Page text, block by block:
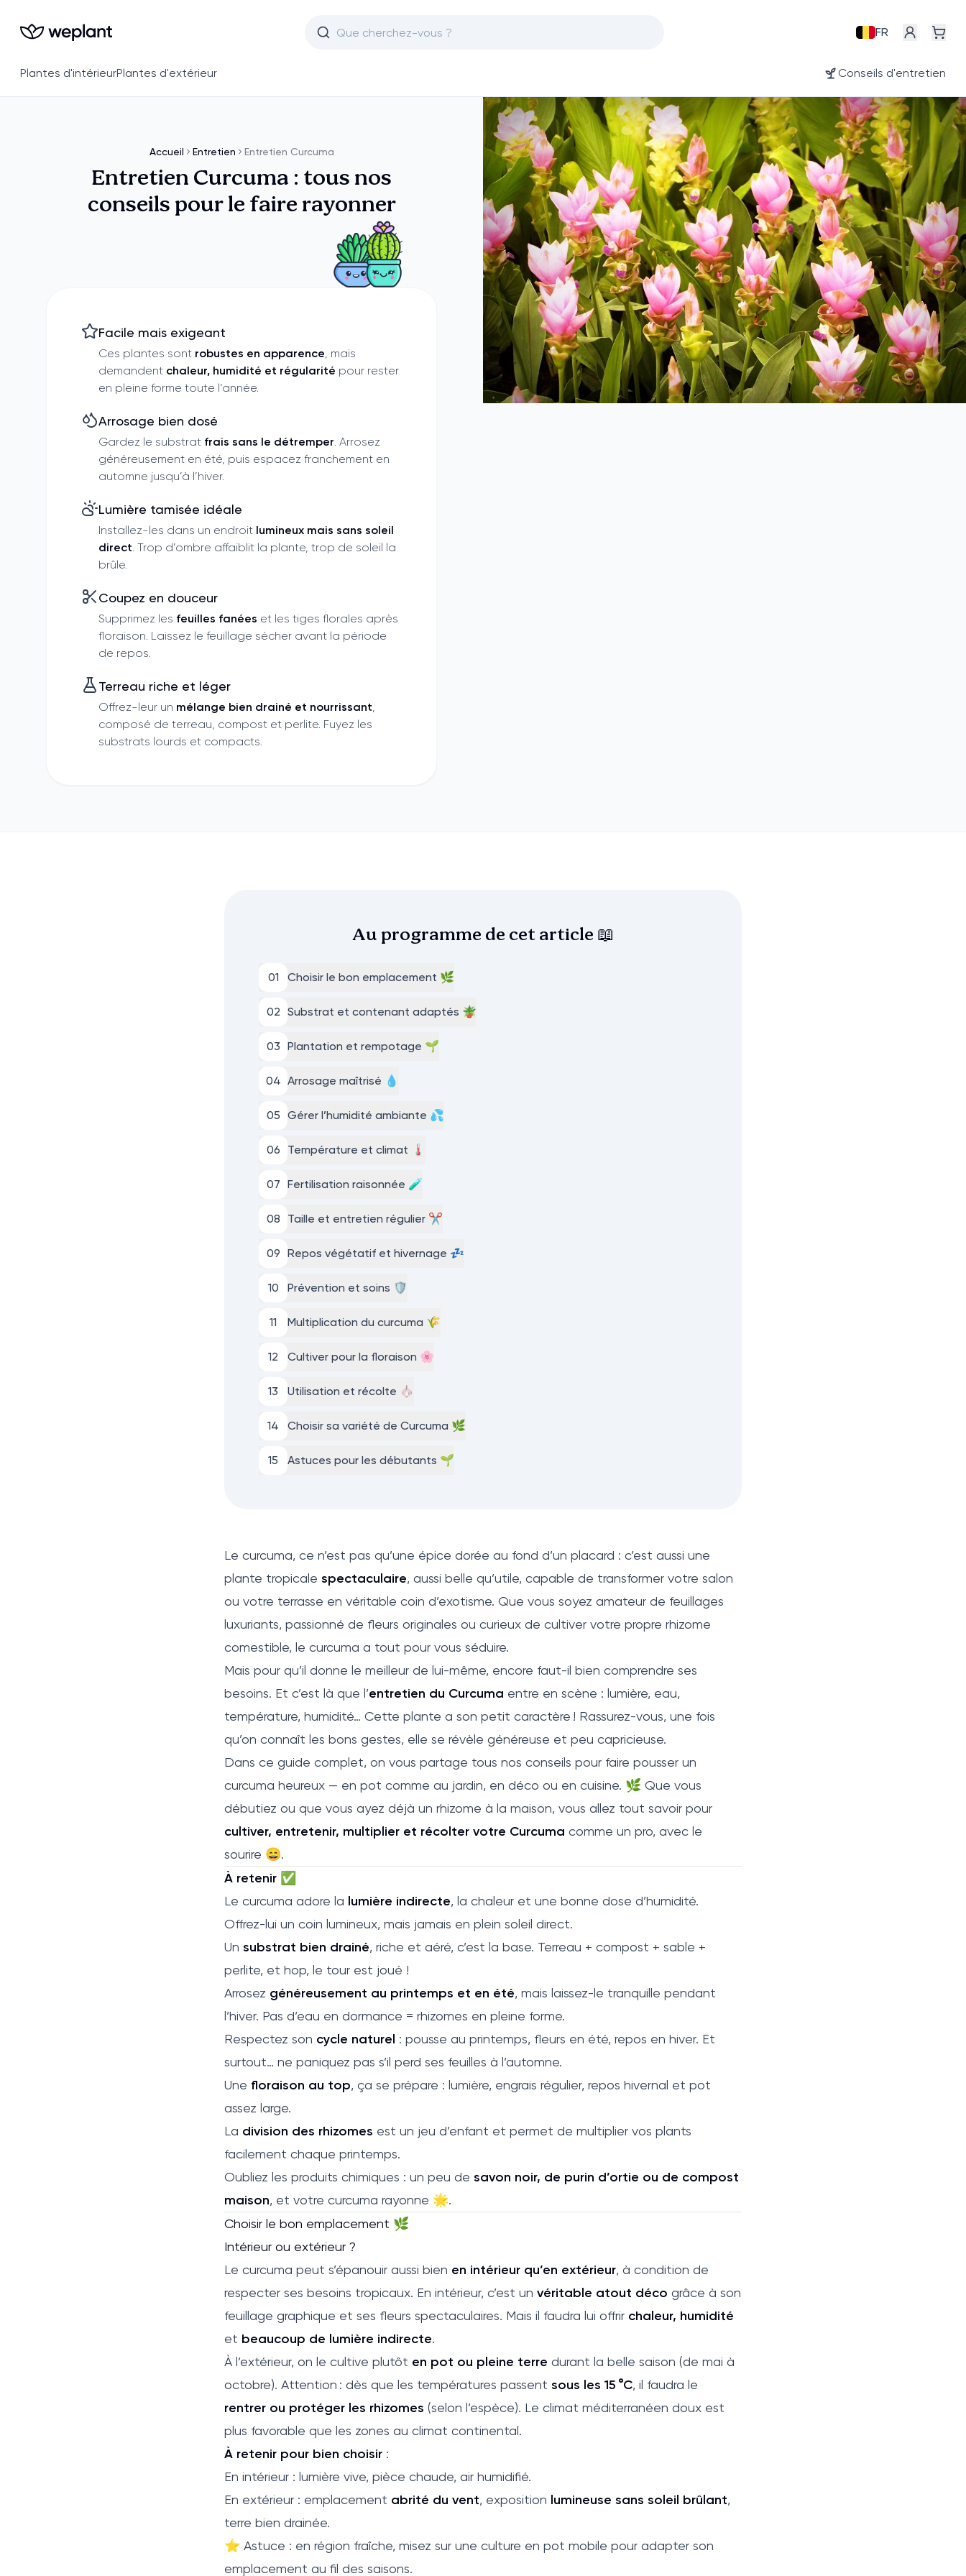
FR
Plantes d'intérieurPlantes d'extérieur Conseils d'entretien
Accueil Entretien Entretien Curcuma
Entretien Curcuma : tous nos
conseils pour le faire rayonner
Facile mais exigeant
Ces plantes sont robustes en apparence , mais
demandent chaleur, humidité et régularité pour rester
en pleine forme toute l’année.
Arrosage bien dosé
Gardez le substrat frais sans le détremper . Arrosez
généreusement en été, puis espacez franchement en
automne jusqu’à l’hiver.
Lumière tamisée idéale
Installez-les dans un endroit lumineux mais sans soleil
direct . Trop d’ombre affaiblit la plante, trop de soleil la
brûle.
Coupez en douceur
Supprimez les feuilles fanées et les tiges florales après
floraison. Laissez le feuillage sécher avant la période
de repos.
Terreau riche et léger
Offrez-leur un mélange bien drainé et nourrissant
composé de terreau, compost et perlite. Fuyez les
substrats lourds et compacts.
Au programme de cet article 📖
01 Choisir le bon emplacement 🌿
02 Substrat et contenant adaptés 🪴
03 Plantation et rempotage 🌱
04 Arrosage maîtrisé 💧
05 Gérer l’humidité ambiante 💦
06 Température et climat 🌡️
07 Fertilisation raisonnée 🧪
08 Taille et entretien régulier ✂️
09 Repos végétatif et hivernage 💤
10 Prévention et soins 🛡️
11 Multiplication du curcuma 🌾
12 Cultiver pour la floraison 🌸
13 Utilisation et récolte 🧄
14 Choisir sa variété de Curcuma 🌿
15 Astuces pour les débutants 🌱
Le curcuma, ce n’est pas qu’une épice dorée au fond d’un placard : c’est aussi une
plante tropicale spectaculaire, aussi belle qu’utile, capable de transformer votre salon
ou votre terrasse en véritable coin d’exotisme. Que vous soyez amateur de feuillages
luxuriants, passionné de fleurs originales ou curieux de cultiver votre propre rhizome
comestible, le curcuma a tout pour vous séduire.
Mais pour qu’il donne le meilleur de lui-même, encore faut-il bien comprendre ses
besoins. Et c’est là que l’entretien du Curcuma entre en scène : lumière, eau,
température, humidité… Cette plante a son petit caractère ! Rassurez-vous, une fois
qu’on connaît les bons gestes, elle se révèle généreuse et peu capricieuse.
Dans ce guide complet, on vous partage tous nos conseils pour faire pousser un
curcuma heureux — en pot comme au jardin, en déco ou en cuisine. 🌿 Que vous
débutiez ou que vous ayez déjà un rhizome à la maison, vous allez tout savoir pour
cultiver, entretenir, multiplier et récolter votre Curcuma comme un pro, avec le
sourire 😄.
À retenir ✅
Le curcuma adore la lumière indirecte, la chaleur et une bonne dose d’humidité.
Offrez-lui un coin lumineux, mais jamais en plein soleil direct.
Un substrat bien drainé, riche et aéré, c’est la base. Terreau + compost + sable +
perlite, et hop, le tour est joué !
Arrosez généreusement au printemps et en été, mais laissez-le tranquille pendant
l’hiver. Pas d’eau en dormance = rhizomes en pleine forme.
Respectez son cycle naturel : pousse au printemps, fleurs en été, repos en hiver. Et
surtout… ne paniquez pas s’il perd ses feuilles à l’automne.
Une floraison au top, ça se prépare : lumière, engrais régulier, repos hivernal et pot
assez large.
La division des rhizomes est un jeu d’enfant et permet de multiplier vos plants
facilement chaque printemps.
Oubliez les produits chimiques : un peu de savon noir, de purin d’ortie ou de compost
maison, et votre curcuma rayonne 🌟.
Choisir le bon emplacement 🌿
Intérieur ou extérieur ?
Le curcuma peut s’épanouir aussi bien en intérieur qu’en extérieur, à condition de
respecter ses besoins tropicaux. En intérieur, c’est un véritable atout déco grâce à son
feuillage graphique et ses fleurs spectaculaires. Mais il faudra lui offrir chaleur, humidité
et beaucoup de lumière indirecte.
À l’extérieur, on le cultive plutôt en pot ou pleine terre durant la belle saison (de mai à
octobre). Attention : dès que les températures passent sous les 15 °C, il faudra le
rentrer ou protéger les rhizomes (selon l’espèce). Le climat méditerranéen doux est
plus favorable que les zones au climat continental.
À retenir pour bien choisir :
En intérieur : lumière vive, pièce chaude, air humidifié.
En extérieur : emplacement abrité du vent, exposition lumineuse sans soleil brûlant,
terre bien drainée.
⭐ Astuce : en région fraîche, misez sur une culture en pot mobile pour adapter son
emplacement au fil des saisons.